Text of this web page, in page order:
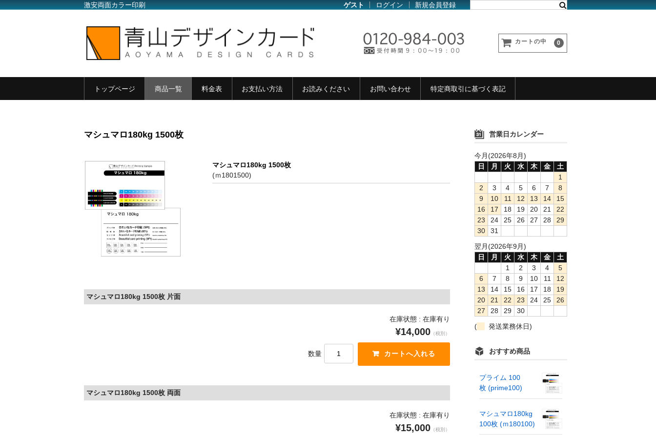
激安両面カラー印刷 ゲスト ログイン 新規会員登録
カートの中 0
トップページ 商品一覧 料金表 お支払い方法 お読みください お問い合わせ 特定商取引に基づく表記
マシュマロ180kg 1500枚
マシュマロ180kg 1500枚
(ｍ1801500)
マシュマロ180kg 1500枚 片面
在庫状態 : 在庫有り
¥14,000 （税別）
数量
マシュマロ180kg 1500枚 両面
在庫状態 : 在庫有り
¥15,000 （税別）
営業日カレンダー
今月(2026年8月)
日
月 火 水 木 金
土
1
2
3 4 5 6 7
8
9
10 11 12 13 14
15
16
17 18 19 20 21
22
23
24 25 26 27 28
29
30
31
翌月(2026年9月)
日
月 火 水 木 金
土
1
2 3 4
5
6
7 8 9 10 11
12
13
14 15 16 17 18
19
20
21 22 23 24 25
26
27
28 29
30
(
発送業務休日)
おすすめ商品
プライム 100
枚 (prime100)
マシュマロ180kg
100枚 (ｍ180100)